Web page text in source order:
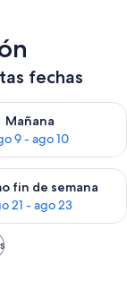
fechas
8 - ago 9
Mañana
9 - ago 10
disponibilidad
ago 14 -
fin de semana
21 - ago 23
disponibilidad